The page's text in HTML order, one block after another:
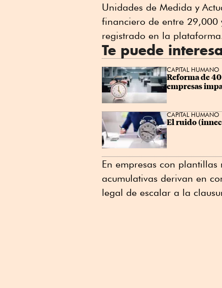
Unidades de Medida y
financiero de entre 29,000
registrado en la
Te puede
CAPITAL HUMANO
Reforma de
empresas
CAPITAL HUMANO
El ruido
En empresas con
acumulativas derivan en
legal de escalar a la